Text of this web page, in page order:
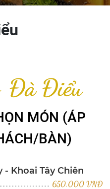
Đà Điểu
MÓN (ÁP
BÀN)
Khoai Tây Chiên
650.000 VNĐ